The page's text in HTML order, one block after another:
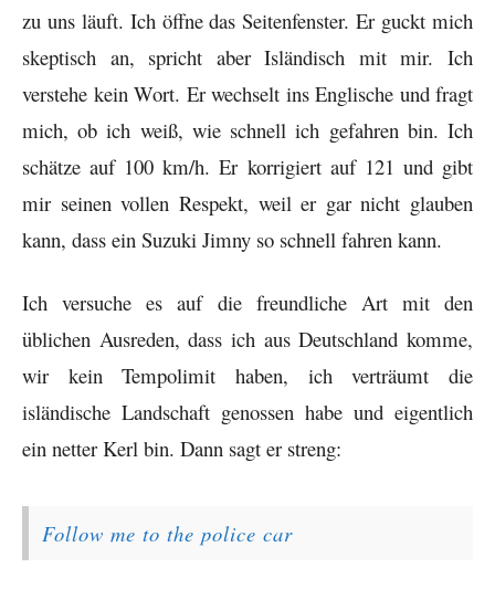
zu uns läuft. Ich öffne das Seitenfenster. Er guckt mich
skeptisch an, spricht aber Isländisch mit mir. Ich
verstehe kein Wort. Er wechselt ins Englische und fragt
mich, ob ich weiß, wie schnell ich gefahren bin. Ich
schätze auf 100 km/h. Er korrigiert auf 121 und gibt
mir seinen vollen Respekt, weil er gar nicht glauben
kann, dass ein Suzuki Jimny so schnell fahren kann.
Ich versuche es auf die freundliche Art mit den
üblichen Ausreden, dass ich aus Deutschland komme,
wir kein Tempolimit haben, ich verträumt die
isländische Landschaft genossen habe und eigentlich
ein netter Kerl bin. Dann sagt er streng:
Follow me to the police car